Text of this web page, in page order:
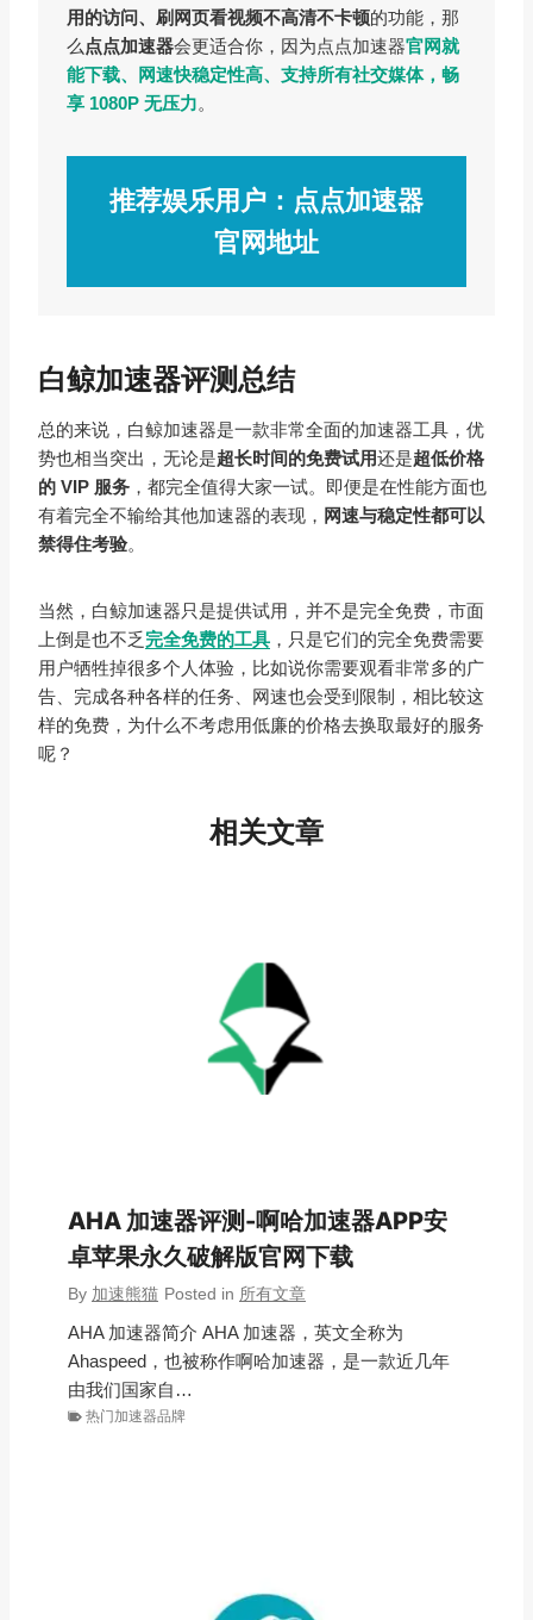
用的访问、刷网页看视频不高清不卡顿的功能，那
么 点点加速器会更适合你，因为点点加速器官网就
能下载、网速快稳定性高、支持所有社交媒体，畅
享 1080P 无压力。
推荐娱乐用户：点点加速器
官网地址
白鲸加速器评测总结
总的来说，白鲸加速器是一款非常全面的加速器工具，优
势也相当突出，无论是超长时间的免费试用还是超低价格
的 VIP 服务 ，都完全值得大家一试。即便是在性能方面也
有着完全不输给其他加速器的表现， 网速与稳定性都可以
禁得住考验。
当然，白鲸加速器只是提供试用，并不是完全免费，市面
上倒是也不乏完全免费的工具 ，只是它们的完全免费需要
用户牺牲掉很多个人体验，比如说你需要观看非常多的广
告、完成各种各样的任务、网速也会受到限制，相比较这
样的免费，为什么不考虑用低廉的价格去换取最好的服务
呢？
相关文章
AHA 加速器评测-啊哈加速器APP安
卓苹果永久破解版官网下载
By 加速熊猫 Posted in 所有文章
AHA 加速器简介 AHA 加速器，英文全称为
Ahaspeed，也被称作啊哈加速器，是一款近几年
由我们国家自…
热门加速器品牌